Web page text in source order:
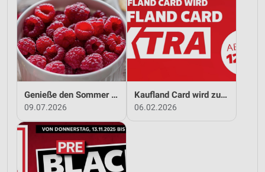
Genieße den Sommer mit Kaufland!
09.07.2026
Kaufland Card wird zu Kaufland Card XTRA!
06.02.2026